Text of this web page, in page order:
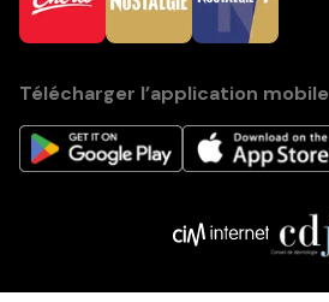
Télécharger l’application mobile